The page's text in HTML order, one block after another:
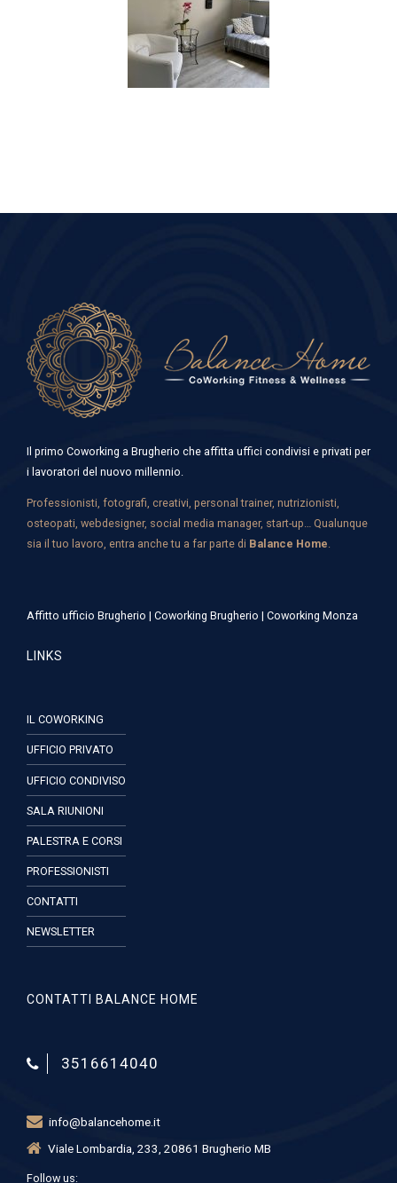
Il primo Coworking a Brugherio che affitta uffici condivisi e privati per
i lavoratori del nuovo millennio.
Professionisti, fotografi, creativi, personal trainer, nutrizionisti,
osteopati, webdesigner, social media manager, start-up… Qualunque
sia il tuo lavoro, entra anche tu a far parte di Balance Home.
Affitto ufficio Brugherio | Coworking Brugherio | Coworking Monza
LINKS
IL COWORKING
UFFICIO PRIVATO
UFFICIO CONDIVISO
SALA RIUNIONI
PALESTRA E CORSI
PROFESSIONISTI
CONTATTI
NEWSLETTER
CONTATTI BALANCE HOME
3516614040
info@balancehome.it
Viale Lombardia, 233, 20861 Brugherio MB
Follow us: